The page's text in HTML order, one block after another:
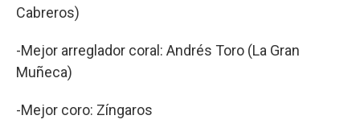
Cabreros)
-Mejor arreglador coral: Andrés Toro (La Gran
Muñeca)
-Mejor coro: Zíngaros